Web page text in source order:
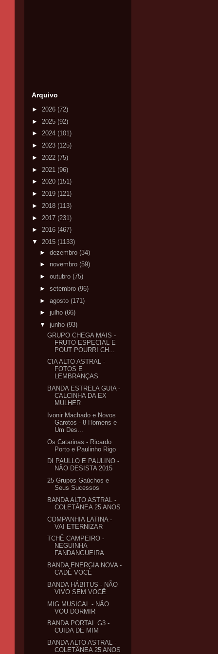
Arquivo
► 2026 (72)
► 2025 (92)
► 2024 (101)
► 2023 (125)
► 2022 (75)
► 2021 (96)
► 2020 (151)
► 2019 (121)
► 2018 (113)
► 2017 (231)
► 2016 (467)
▼ 2015 (1133)
► dezembro (34)
► novembro (59)
► outubro (75)
► setembro (96)
► agosto (171)
► julho (66)
▼ junho (93)
GRUPO CHEGA MAIS -
FRUTO ESPECIAL E
POUT POURRI CH...
CIA ALTO ASTRAL -
FOTOS E
LEMBRANÇAS
BANDA ESTRELA GUIA -
CALCINHA DA EX
MULHER
Ivonir Machado e Novos
Garotos - 8 Homens e
Um Des...
Os Catarinas - Ricardo
Porto e Paulinho Rigo
DI PAULLO E PAULINO -
NÃO DESISTA 2015
25 Grupos Gaúchos e
Seus Sucessos
BANDA ALTO ASTRAL -
COLETÂNEA 25 ANOS
COMPANHIA LATINA -
VAI ETERNIZAR
TCHÊ CAMPEIRO -
NEGUINHA
FANDANGUEIRA
BANDA ENERGIA NOVA -
CADÊ VOCÊ
BANDA HÁBITUS - NÃO
VIVO SEM VOCÊ
MIG MUSICAL - NÃO
VOU DORMIR
BANDA PORTAL G3 -
CUIDA DE MIM
BANDA ALTO ASTRAL -
COLETÂNEA 25 ANOS